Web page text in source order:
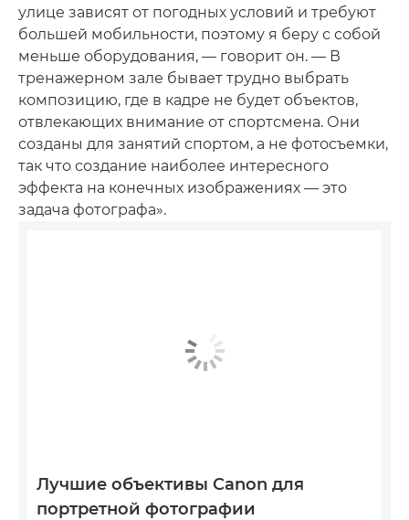
улице зависят от погодных условий и требуют
большей мобильности, поэтому я беру с собой
меньше оборудования, — говорит он. — В
тренажерном зале бывает трудно выбрать
композицию, где в кадре не будет объектов,
отвлекающих внимание от спортсмена. Они
созданы для занятий спортом, а не фотосъемки,
так что создание наиболее интересного
эффекта на конечных изображениях — это
задача фотографа».
Лучшие объективы Canon для
портретной фотографии